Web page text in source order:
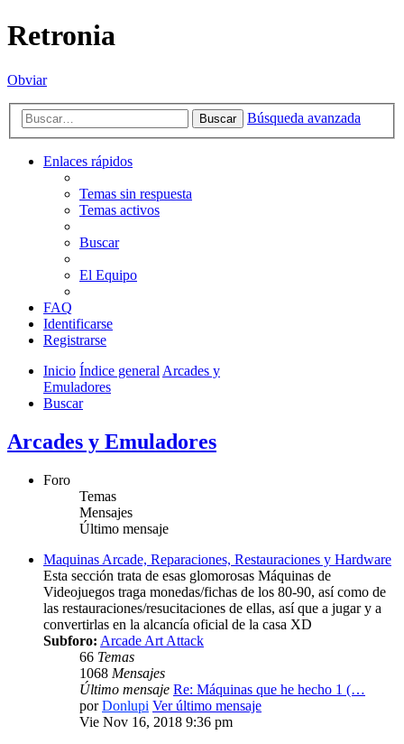
Retronia
Obviar
Buscar Búsqueda avanzada
Enlaces rápidos
Temas sin respuesta
Temas activos
Buscar
El Equipo
FAQ
Identificarse
Registrarse
Inicio Índice generalArcades y
Emuladores
Buscar
Arcades y Emuladores
Foro
Temas
Mensajes
Último mensaje
Maquinas Arcade, Reparaciones, Restauraciones y Hardware
Esta sección trata de esas glomorosas Máquinas de
Videojuegos traga monedas/fichas de los 80-90, así como de
las restauraciones/resucitaciones de ellas, así que a jugar y a
convertirlas en la alcancía oficial de la casa XD
Subforo: Arcade Art Attack
66 Temas
1068 Mensajes
Último mensaje Re: Máquinas que he hecho 1 (…
porDonlupi Ver último mensaje
Vie Nov 16, 2018 9:36 pm